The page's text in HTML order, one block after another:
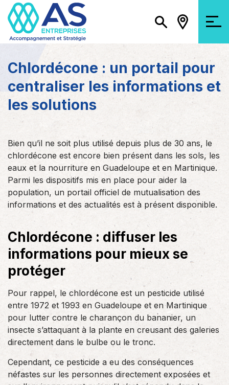
Chlordécone : un portail pour
centraliser les informations et
les solutions
Bien qu’il ne soit plus utilisé depuis plus de 30 ans, le
chlordécone est encore bien présent dans les sols, les
eaux et la nourriture en Guadeloupe et en Martinique.
Parmi les dispositifs mis en place pour aider la
population, un portail officiel de mutualisation des
informations et des actualités est à présent disponible.
Chlordécone : diffuser les
informations pour mieux se
protéger
Pour rappel, le chlordécone est un pesticide utilisé
entre 1972 et 1993 en Guadeloupe et en Martinique
pour lutter contre le charançon du bananier, un
insecte s’attaquant à la plante en creusant des galeries
directement dans le bulbe ou le tronc.
Cependant, ce pesticide a eu des conséquences
néfastes sur les personnes directement exposées et